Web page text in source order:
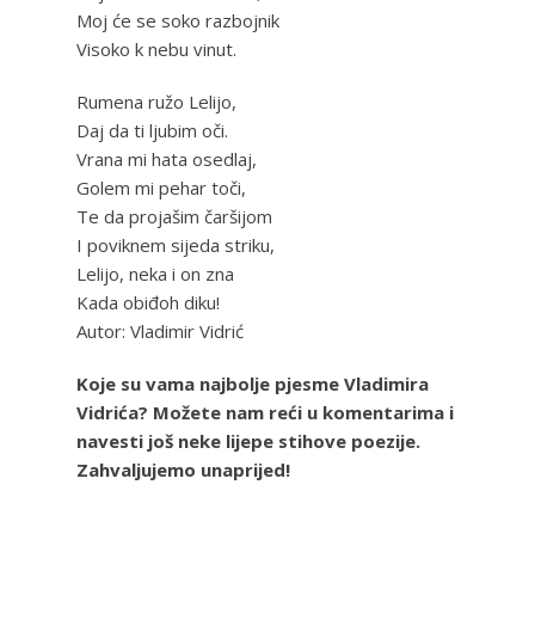
Moj će se soko razbojnik
Visoko k nebu vinut.
Rumena ružo Lelijo,
Daj da ti ljubim oči.
Vrana mi hata osedlaj,
Golem mi pehar toči,
Te da projašim čaršijom
I poviknem sijeda striku,
Lelijo, neka i on zna
Kada obiđoh diku!
Autor: Vladimir Vidrić
Koje su vama najbolje pjesme Vladimira
Vidrića? Možete nam reći u komentarima i
navesti još neke lijepe stihove poezije.
Zahvaljujemo unaprijed!